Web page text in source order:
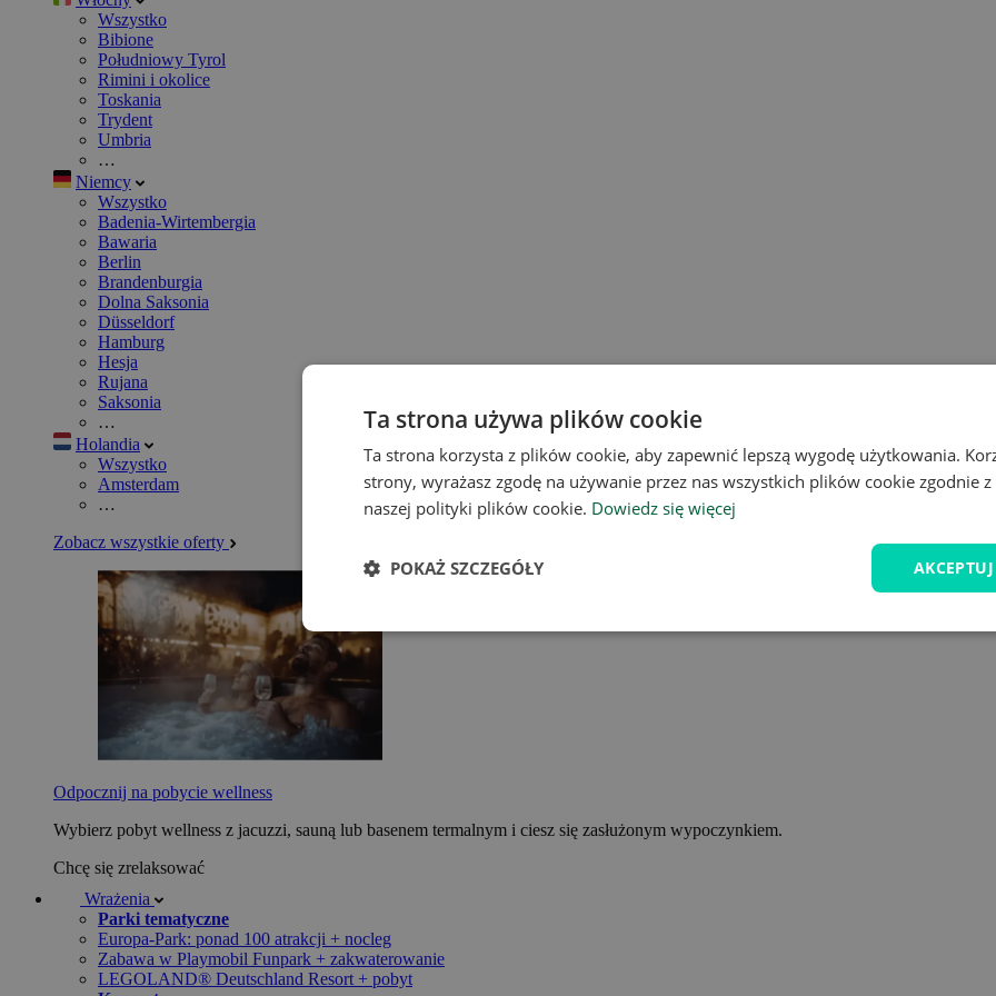
Wszystko
Bibione
Południowy Tyrol
Rimini i okolice
Toskania
Trydent
Umbria
…
Niemcy
Wszystko
Badenia-Wirtembergia
Bawaria
Berlin
Brandenburgia
Dolna Saksonia
Düsseldorf
Hamburg
Hesja
Rujana
Saksonia
…
Holandia
Wszystko
Amsterdam
…
Zobacz wszystkie oferty
Odpocznij na pobycie wellness
Wybierz pobyt wellness z jacuzzi, sauną lub basenem termalnym i ciesz się zasłużonym wypoczynkiem.
Chcę się zrelaksować
Wrażenia
Parki tematyczne
Europa-Park: ponad 100 atrakcji + nocleg
Zabawa w Playmobil Funpark + zakwaterowanie
LEGOLAND® Deutschland Resort + pobyt
Ta strona używa plików cookie
Ta strona korzysta z plików cookie, aby zapewnić lepszą wygodę użytkowania.
strony, wyrażasz zgodę na używanie przez nas wszystkich plików cookie zgodnie
naszej polityki plików cookie. Dowiedz się więcej
POKAŻ SZCZEGÓŁY